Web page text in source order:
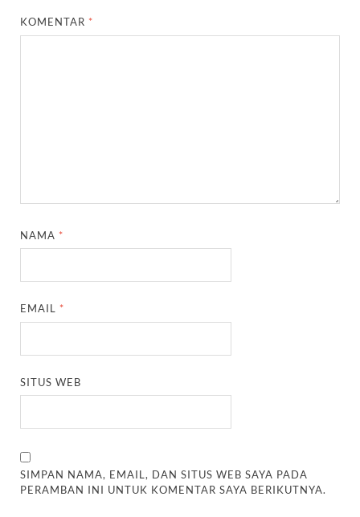
KOMENTAR *
NAMA *
EMAIL *
SITUS WEB
SIMPAN NAMA, EMAIL, DAN SITUS WEB SAYA PADA
PERAMBAN INI UNTUK KOMENTAR SAYA BERIKUTNYA.